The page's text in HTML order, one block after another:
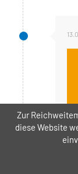
Zur
diese Website